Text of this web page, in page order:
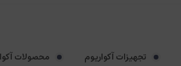
تجهیزات آکواریوم
محصولات